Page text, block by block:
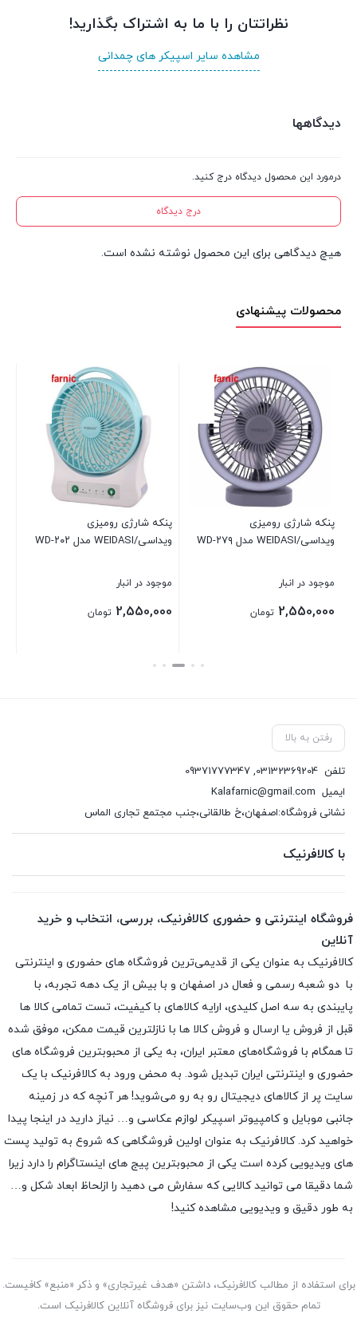
نظراتتان را با ما به اشتراک بگذارید!
مشاهده سایر اسپیکر های چمدانی
دیدگاهها
درمورد این محصول دیدگاه درج کنید.
درج دیدگاه
هیچ دیدگاهی برای این محصول نوشته نشده است.
محصولات پیشنهادی
پنکه شارژی رومیزی
ویداسی/WEIDASI مدل WD-۲۷۹
موجود در انبار
2,550,000 تومان
پنکه شارژی رومیزی
ویداسی/WEIDASI مدل WD-۲۰۲
موجود در انبار
2,550,000 تومان
بستن
رفتن به بالا
تلفن 03132369204
,
09371777347
ایمیل Kalafarnic@gmail.com
نشانی فروشگاه:اصفهان،خ طالقانی،جنب مجتمع تجاری الماس
با کالافرنیک
فروشگاه اینترنتی و حضوری کالافرنیک، بررسی، انتخاب و خرید
آنلاین
کالافرنیک به عنوان یکی از قدیمی‌ترین فروشگاه های حضوری و اینترنتی
با دو شعبه رسمی و فعال در اصفهان و با بیش از یک دهه تجربه، با
پایبندی به سه اصل کلیدی، ارایه کالاهای با کیفیت، تست تمامی کالا ها
قبل از فروش یا ارسال و فروش کالا ها با نازلترین قیمت ممکن، موفق شده
تا همگام با فروشگاه‌های معتبر ایران، به یکی از محبوبترین فروشگاه های
حضوری و اینترنتی ایران تبدیل شود. به محض ورود به کالافرنیک با یک
سایت پر از کالاهای دیجیتال رو به رو می‌شوید! هر آنچه که در زمینه
جانبی موبایل و کامپیوتر اسپیکر لوازم عکاسی و… نیاز دارید در اینجا پیدا
خواهید کرد. کالافرنیک به عنوان اولین فروشگاهی که شروع به تولید پست
های ویدیویی کرده است یکی از محبوبترین پیج های اینستاگرام را دارد زیرا
شما دقیقا می توانید کالایی که سفارش می دهید را ازلحاظ ابعاد شکل و…
به طور دقیق و ویدیویی مشاهده کنید!
برای استفاده از مطالب کالافرنیک، داشتن «هدف غیرتجاری» و ذکر «منبع» کافیست.
تمام حقوق اين وب‌سايت نیز برای فروشگاه آنلاین کالافرنیک است.